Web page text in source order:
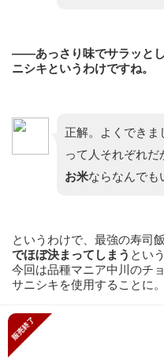
——あっさり味でサラッと
ニシキというわけですね。
正解。よくできま
って人それぞれだ
お米ならなんでも
というわけで、最強の寿司
でほぼ決まってしまう とい
今回は品種マニア中川のチ
サニシキを使用することに。